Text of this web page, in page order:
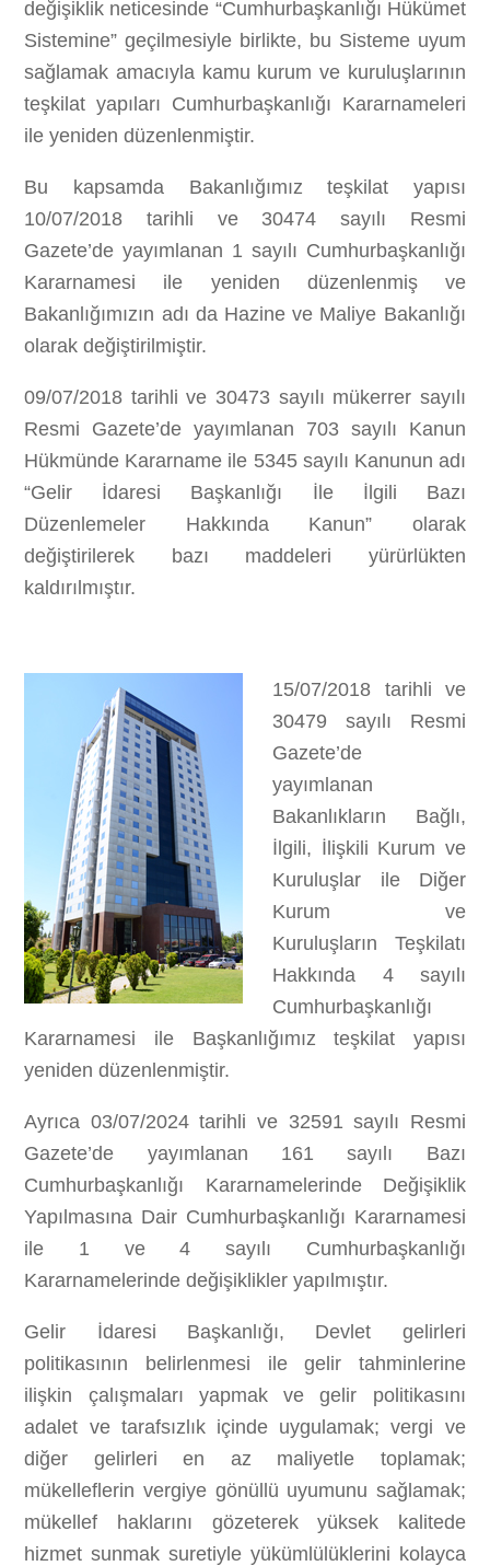
değişiklik neticesinde “Cumhurbaşkanlığı Hükümet
Sistemine” geçilmesiyle birlikte, bu Sisteme uyum
sağlamak amacıyla kamu kurum ve kuruluşlarının
teşkilat yapıları Cumhurbaşkanlığı Kararnameleri
ile yeniden düzenlenmiştir.
Bu kapsamda Bakanlığımız teşkilat yapısı
10/07/2018 tarihli ve 30474 sayılı Resmi
Gazete’de yayımlanan 1 sayılı Cumhurbaşkanlığı
Kararnamesi ile yeniden düzenlenmiş ve
Bakanlığımızın adı da Hazine ve Maliye Bakanlığı
olarak değiştirilmiştir.
09/07/2018 tarihli ve 30473 sayılı mükerrer sayılı
Resmi Gazete’de yayımlanan 703 sayılı Kanun
Hükmünde Kararname ile 5345 sayılı Kanunun adı
“Gelir İdaresi Başkanlığı İle İlgili Bazı
Düzenlemeler Hakkında Kanun” olarak
değiştirilerek bazı maddeleri yürürlükten
kaldırılmıştır.
15/07/2018 tarihli ve
30479 sayılı Resmi
Gazete’de
yayımlanan
Bakanlıkların Bağlı,
İlgili, İlişkili Kurum ve
Kuruluşlar ile Diğer
Kurum ve
Kuruluşların Teşkilatı
Hakkında 4 sayılı
Cumhurbaşkanlığı
Kararnamesi ile Başkanlığımız teşkilat yapısı
yeniden düzenlenmiştir.
Ayrıca 03/07/2024 tarihli ve 32591 sayılı Resmi
Gazete’de yayımlanan 161 sayılı Bazı
Cumhurbaşkanlığı Kararnamelerinde Değişiklik
Yapılmasına Dair Cumhurbaşkanlığı Kararnamesi
ile 1 ve 4 sayılı Cumhurbaşkanlığı
Kararnamelerinde değişiklikler yapılmıştır.
Gelir İdaresi Başkanlığı, Devlet gelirleri
politikasının belirlenmesi ile gelir tahminlerine
ilişkin çalışmaları yapmak ve gelir politikasını
adalet ve tarafsızlık içinde uygulamak; vergi ve
diğer gelirleri en az maliyetle toplamak;
mükelleflerin vergiye gönüllü uyumunu sağlamak;
mükellef haklarını gözeterek yüksek kalitede
hizmet sunmak suretiyle yükümlülüklerini kolayca